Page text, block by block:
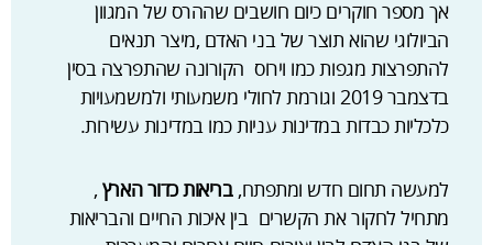
אך מספר חוקרים כיום חושבים שההרס של המגוון
הביולוגי שהוא תוצר של בני האדם ,מיצר תנאים
להתפרצות מגפות כמו וירוס הקורונה שהתפרצה בסין
בדצמבר 2019 וגורמת לחולי משמעותי ולמשמעויות
כלכליות כבדות במדינות עניות כמו במדינות עשירות.
למעשה תחום חדש ומתפתח, בריאות כדור הארץ ,
מתחיל לחקור את הקשרים בין איכות החיים והבריאות